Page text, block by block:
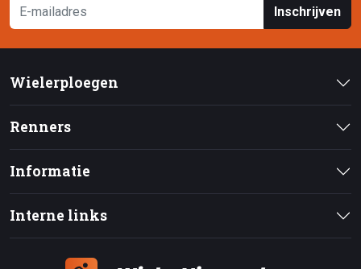
Inschrijven
Wielerploegen
Renners
Informatie
Interne links